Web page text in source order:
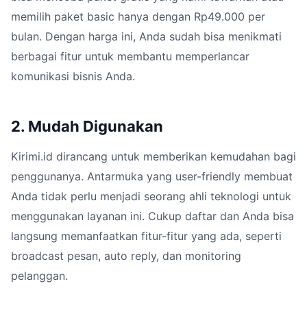
memilih paket basic hanya dengan Rp49.000 per
bulan. Dengan harga ini, Anda sudah bisa menikmati
berbagai fitur untuk membantu memperlancar
komunikasi bisnis Anda.
2. Mudah Digunakan
Kirimi.id dirancang untuk memberikan kemudahan bagi
penggunanya. Antarmuka yang user-friendly membuat
Anda tidak perlu menjadi seorang ahli teknologi untuk
menggunakan layanan ini. Cukup daftar dan Anda bisa
langsung memanfaatkan fitur-fitur yang ada, seperti
broadcast pesan, auto reply, dan monitoring
pelanggan.